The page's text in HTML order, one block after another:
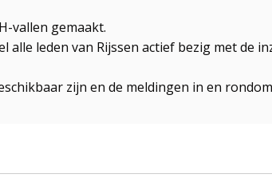
vallen gemaakt.
leden van Rijssen actief bezig met de
zijn en de meldingen in en